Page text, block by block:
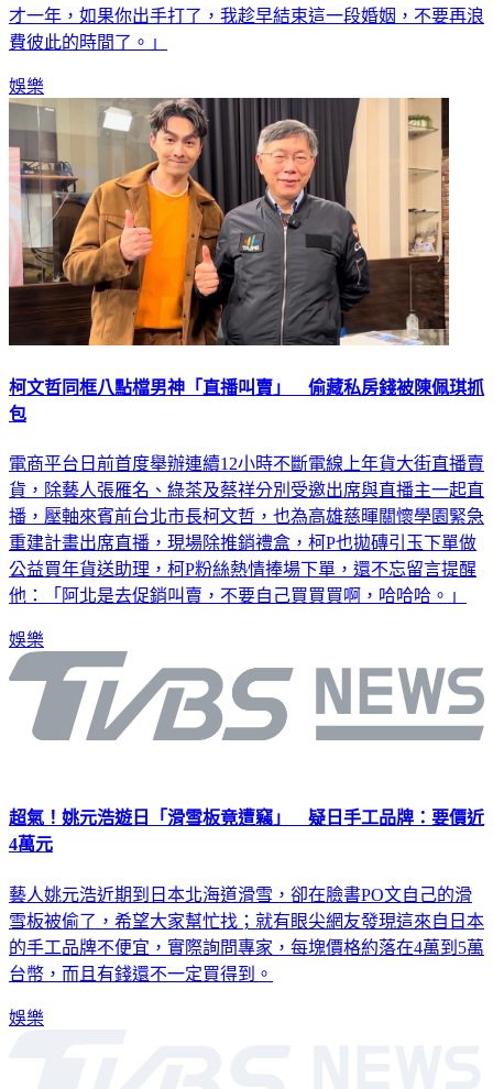
才一年，如果你出手打了，我趁早結束這一段婚姻，不要再浪
費彼此的時間了。」
娛樂
柯文哲同框八點檔男神「直播叫賣」 偷藏私房錢被陳佩琪抓
包
電商平台日前首度舉辦連續12小時不斷電線上年貨大街直播賣
貨，除藝人張雁名、綠茶及蔡祥分別受邀出席與直播主一起直
播，壓軸來賓前台北市長柯文哲，也為高雄慈暉關懷學園緊急
重建計畫出席直播，現場除推銷禮盒，柯P也拋磚引玉下單做
公益買年貨送助理，柯P粉絲熱情捧場下單，還不忘留言提醒
他：「阿北是去促銷叫賣，不要自己買買買啊，哈哈哈。」
娛樂
超氣！姚元浩遊日「滑雪板竟遭竊」 疑日手工品牌：要價近
4萬元
藝人姚元浩近期到日本北海道滑雪，卻在臉書PO文自己的滑
雪板被偷了，希望大家幫忙找；就有眼尖網友發現這來自日本
的手工品牌不便宜，實際詢問專家，每塊價格約落在4萬到5萬
台幣，而且有錢還不一定買得到。
娛樂